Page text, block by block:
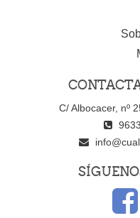
C/ Albocacer, nº